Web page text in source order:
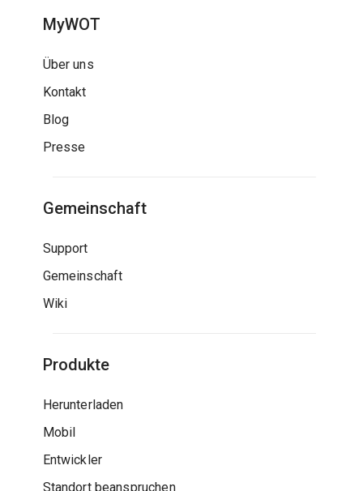
MyWOT
Über uns
Kontakt
Blog
Presse
Gemeinschaft
Support
Gemeinschaft
Wiki
Produkte
Herunterladen
Mobil
Entwickler
Standort beanspruchen